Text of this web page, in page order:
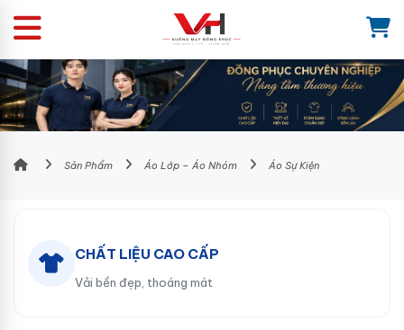
Sản Phẩm Áo Lớp – Áo Nhóm Áo Sự Kiện
CHẤT LIỆU CAO CẤP
Vải bền đẹp, thoáng mát